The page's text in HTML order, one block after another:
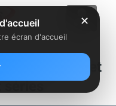
la vente et
séries
✕
écran d'accueil